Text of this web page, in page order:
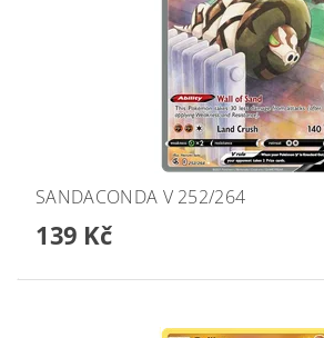
SANDACONDA V 252/264
139 Kč